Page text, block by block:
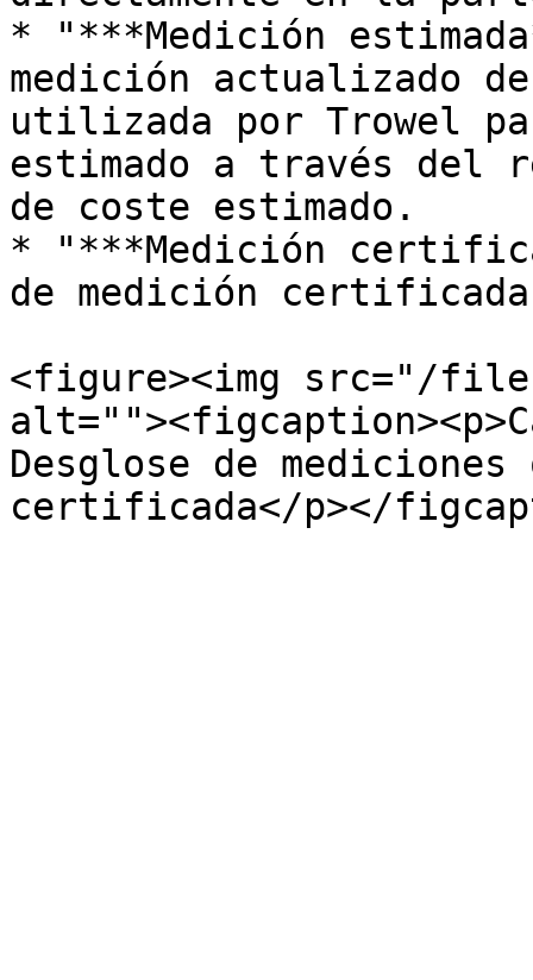
* "***Medición
medición actualizado
utilizada por Trowel
estimado a través del
de coste estimado.
* "***Medición
de medición
<figure><img src="/files/
Desglose de